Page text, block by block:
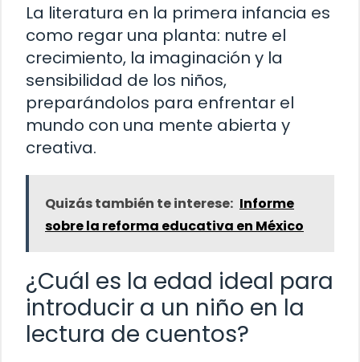
La literatura en la primera infancia es
como regar una planta: nutre el
crecimiento, la imaginación y la
sensibilidad de los niños,
preparándolos para enfrentar el
mundo con una mente abierta y
creativa.
Quizás también te interese: Informe
sobre la reforma educativa en México
¿Cuál es la edad ideal para
introducir a un niño en la
lectura de cuentos?